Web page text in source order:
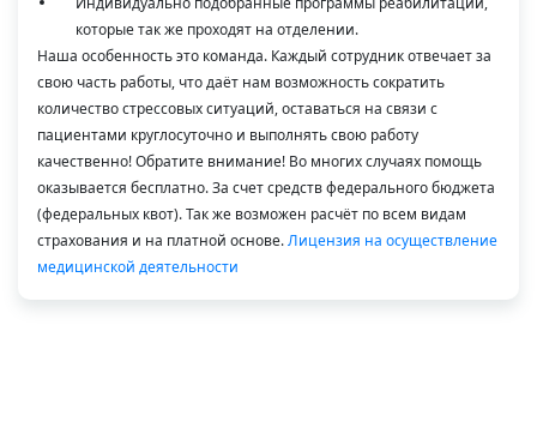
которые так же проходят на отделении.
Наша особенность это команда. Каждый сотрудник отвечает за
свою часть работы, что даёт нам возможность сократить
количество стрессовых ситуаций, оставаться на связи с
пациентами круглосуточно и выполнять свою работу
качественно! Обратите внимание! Во многих случаях помощь
оказывается бесплатно. За счет средств федерального бюджета
(федеральных квот). Так же возможен расчёт по всем видам
страхования и на платной основе.Лицензия на осуществление
медицинской деятельности